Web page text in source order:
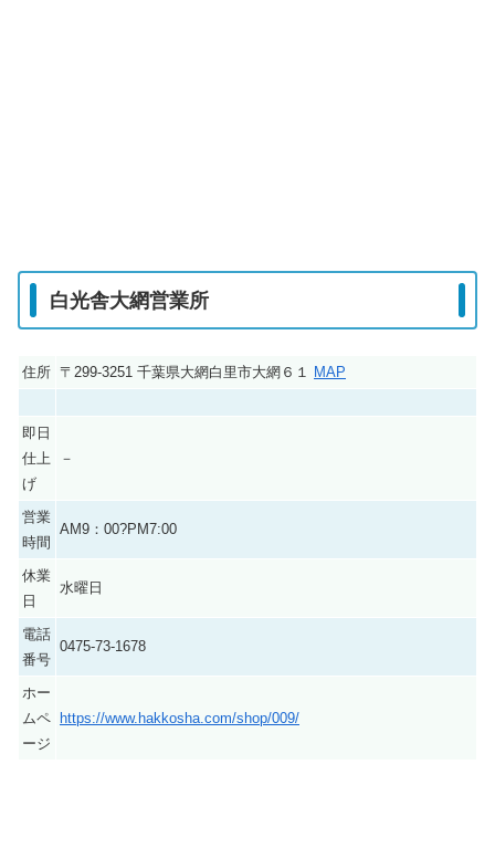
白光舎大網営業所
住所 〒299-3251 千葉県大網白里市大網６１ MAP
即日
仕上
げ
－
営業
時間
AM9：00?PM7:00
休業
日
水曜日
電話
番号
0475-73-1678
ホー
ムペ
ージ
https://www.hakkosha.com/shop/009/